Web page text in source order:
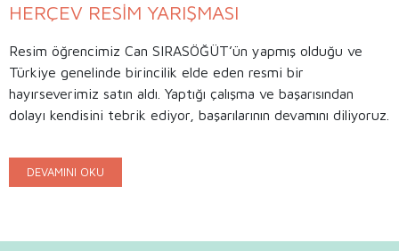
HERÇEV RESİM YARIŞMASI
Resim öğrencimiz Can SIRASÖĞÜT’ün yapmış olduğu ve
Türkiye genelinde birincilik elde eden resmi bir
hayırseverimiz satın aldı. Yaptığı çalışma ve başarısından
dolayı kendisini tebrik ediyor, başarılarının devamını diliyoruz.
DEVAMINI OKU